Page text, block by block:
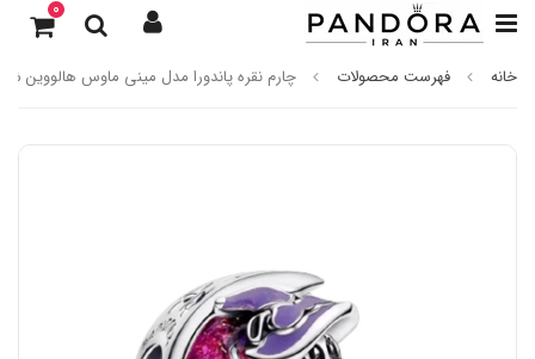
0
خانه فهرست محصولات چارم نقره پاندورا مدل مینی ماوس هالووین